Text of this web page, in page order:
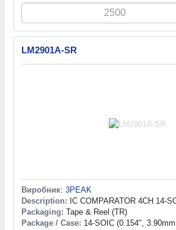
LM2901A-SR
Виробник: 3PEAK
Description: IC COMPARATOR 4CH 14-
Packaging: Tape & Reel (TR)
Package / Case: 14-SOIC (0.154",